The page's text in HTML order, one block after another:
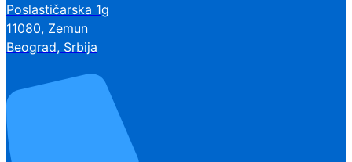
Poslastičarska 1g
11080, Zemun
Beograd, Srbija